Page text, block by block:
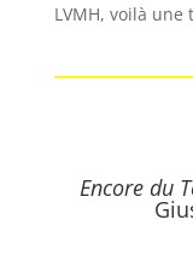
LVMH, voilà
Encore du